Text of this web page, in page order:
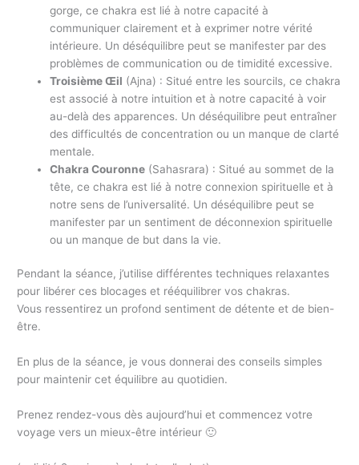
gorge, ce chakra est lié à notre capacité à
communiquer clairement et à exprimer notre vérité
intérieure. Un déséquilibre peut se manifester par des
problèmes de communication ou de timidité excessive.
Troisième Œil (Ajna) : Situé entre les sourcils, ce chakra
est associé à notre intuition et à notre capacité à voir
au-delà des apparences. Un déséquilibre peut entraîner
des difficultés de concentration ou un manque de clarté
mentale.
Chakra Couronne (Sahasrara) : Situé au sommet de la
tête, ce chakra est lié à notre connexion spirituelle et à
notre sens de l’universalité. Un déséquilibre peut se
manifester par un sentiment de déconnexion spirituelle
ou un manque de but dans la vie.
Pendant la séance, j’utilise différentes techniques relaxantes
pour libérer ces blocages et rééquilibrer vos chakras.
Vous ressentirez un profond sentiment de détente et de bien-
être.
En plus de la séance, je vous donnerai des conseils simples
pour maintenir cet équilibre au quotidien.
Prenez rendez-vous dès aujourd’hui et commencez votre
voyage vers un mieux-être intérieur 🙂